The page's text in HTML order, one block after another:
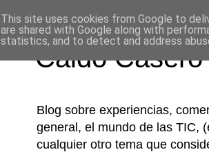
Caldo Casero
Blog sobre experiencias,
general, el mundo de las TIC,
cualquier otro tema que
This site uses cookies from Google to
are shared with Google along with
statistics, and to detect and address